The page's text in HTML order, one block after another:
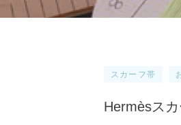
スカーフ帯
Hermèsス